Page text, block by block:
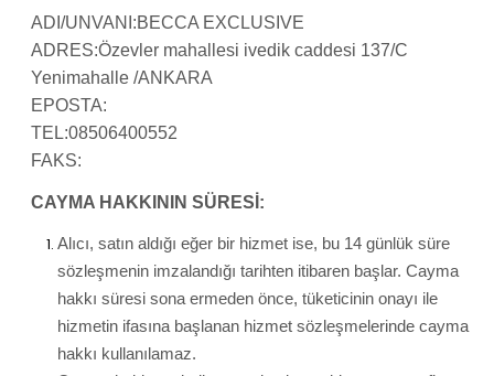
ADI/UNVANI:BECCA EXCLUSIVE
ADRES:Özevler mahallesi ivedik caddesi 137/C
Yenimahalle /ANKARA
EPOSTA:
TEL:08506400552
FAKS:
CAYMA HAKKININ SÜRESİ:
Alıcı, satın aldığı eğer bir hizmet ise, bu 14 günlük süre
sözleşmenin imzalandığı tarihten itibaren başlar. Cayma
hakkı süresi sona ermeden önce, tüketicinin onayı ile
hizmetin ifasına başlanan hizmet sözleşmelerinde cayma
hakkı kullanılamaz.